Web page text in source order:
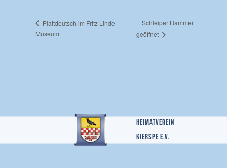
Plattdeutsch im Fritz Linde
Museum
Schleiper Hammer
geöffnet
Heimatverein
Kierspe e.v.